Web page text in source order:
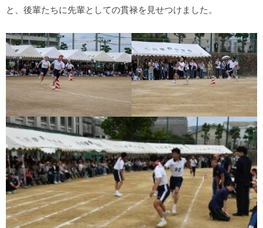
と、後輩たちに先輩としての貫禄を見せつけました。